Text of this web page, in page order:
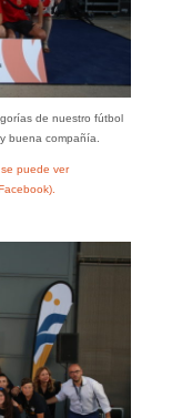
de nuestro fútbol
buena compañía.
se puede ver